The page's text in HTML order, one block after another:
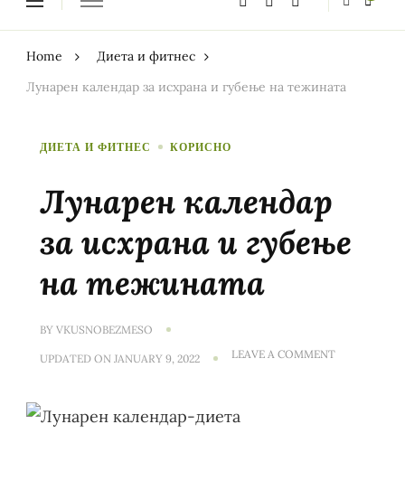
Home
Диета и фитнес
Лунарен календар за исхрана и губење на тежината
ДИЕТА И ФИТНЕС КОРИСНО
Лунарен календар
за исхрана и губење
на тежината
BY VKUSNOBEZMESO
UPDATED ON JANUARY 9, 2022 LEAVE A COMMENTON